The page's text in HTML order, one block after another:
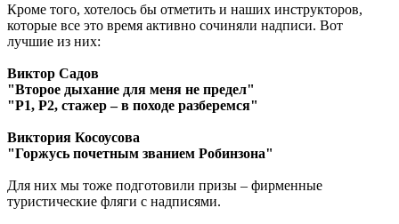
Кроме того, хотелось бы отметить и наших инструкторов,
которые все это время активно сочиняли надписи. Вот
лучшие из них:
Виктор Садов
"Второе дыхание для меня не предел"
"Р1, Р2, стажер – в походе разберемся"
Виктория Косоусова
"Горжусь почетным званием Робинзона"
Для них мы тоже подготовили призы – фирменные
туристические фляги с надписями.